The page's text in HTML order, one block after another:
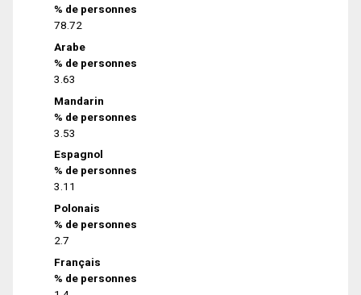
% de personnes
78.72
Arabe
% de personnes
3.63
Mandarin
% de personnes
3.53
Espagnol
% de personnes
3.11
Polonais
% de personnes
2.7
Français
% de personnes